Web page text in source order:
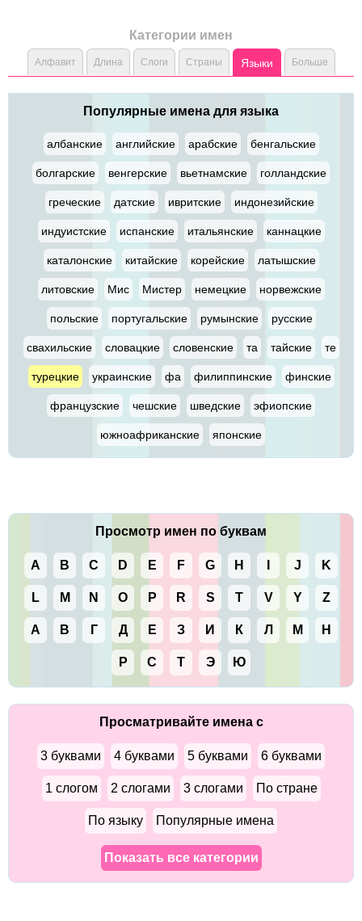
Категории имен
Алфавит Длина Слоги Страны Языки Больше
Популярные имена для языка
албанские английские арабские бенгальские
болгарские венгерские вьетнамские голландские
греческие датские ивритские индонезийские
индуистские испанские итальянские каннацкие
каталонские китайские корейские латышские
литовские Мис Мистер немецкие норвежские
польские португальские румынские русские
свахильские словацкие словенские та тайские те
турецкие украинские фа филиппинские финские
французские чешские шведские эфиопские
южноафриканские японские
Просмотр имен по буквам
A B C D E F G H J K
L M N O P R S T V Y Z
А В Г Д Е З И К Л М Н
Р С Т Э Ю
Просматривайте имена с
3 буквами 4 буквами 5 буквами 6 буквами
1 слогом 2 слогами 3 слогами По стране
По языку Популярные имена
Показать все категории